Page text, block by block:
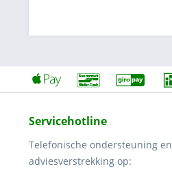
Servicehotline
Telefonische ondersteuning en
adviesverstrekking op: